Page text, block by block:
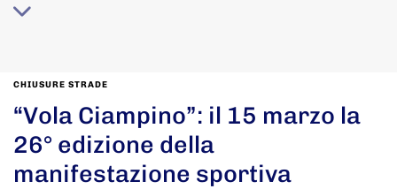
CHIUSURE STRADE
“Vola Ciampino”: il 15 marzo la
26° edizione della
manifestazione sportiva